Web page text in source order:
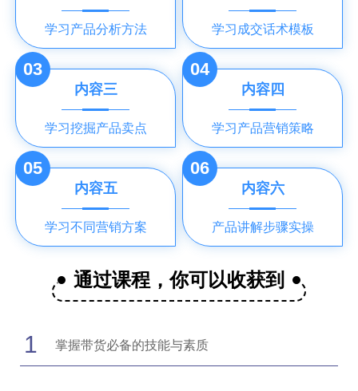
学习产品分析方法 学习成交话术模板
03
内容三
学习挖掘产品卖点
04
内容四
学习产品营销策略
05
内容五
学习不同营销方案
06
内容六
产品讲解步骤实操
通过课程，你可以收获到
1 掌握带货必备的技能与素质